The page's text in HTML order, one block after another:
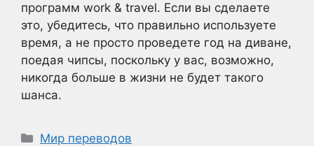
программ work & travel. Если вы сделаете
это, убедитесь, что правильно используете
время, а не просто проведете год на диване,
поедая чипсы, поскольку у вас, возможно,
никогда больше в жизни не будет такого
шанса.
Рубрики
Мир переводов